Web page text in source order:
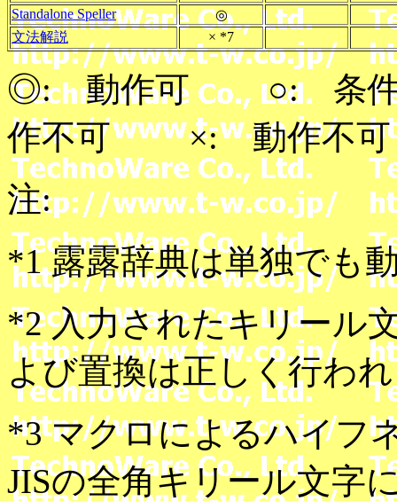
Standalone Speller
◎
文法解説
× *7
◎: 動作可 ○: 条件
作不可 ×: 動作不
注:
*1 露露辞典は単独でも
*2 入力されたキリール
よび置換は正しく行わ
*3 マクロによるハイフ
JISの全角キリール文字